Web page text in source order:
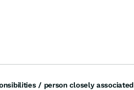
/ person closely associated